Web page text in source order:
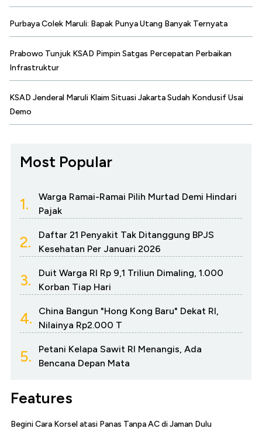
Purbaya Colek Maruli: Bapak Punya Utang Banyak Ternyata
Prabowo Tunjuk KSAD Pimpin Satgas Percepatan Perbaikan
Infrastruktur
KSAD Jenderal Maruli Klaim Situasi Jakarta Sudah Kondusif Usai
Demo
Most Popular
1.
Warga Ramai-Ramai Pilih Murtad Demi Hindari
Pajak
2.
Daftar 21 Penyakit Tak Ditanggung BPJS
Kesehatan Per Januari 2026
3.
Duit Warga RI Rp 9,1 Triliun Dimaling, 1.000
Korban Tiap Hari
4.
China Bangun "Hong Kong Baru" Dekat RI,
Nilainya Rp2.000 T
5.
Petani Kelapa Sawit RI Menangis, Ada
Bencana Depan Mata
Features
Begini Cara Korsel atasi Panas Tanpa AC di Jaman Dulu